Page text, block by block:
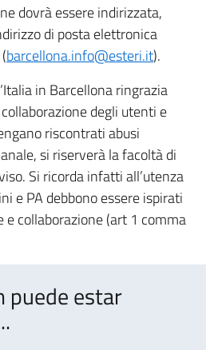
dovrà essere indirizzata,
di posta elettronica
barcellona.info@esteri.it).
in Barcellona ringrazia
degli utenti e
riscontrati abusi
si riserverà la facoltà di
Si ricorda infatti all’utenza
e PA debbono essere ispirati
e collaborazione (art 1 comma
puede estar